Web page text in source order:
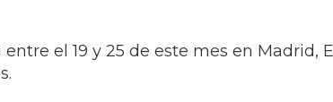
el 19 y 25 de este mes en